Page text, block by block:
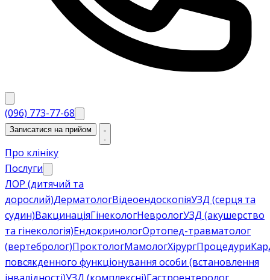
(096) 773-77-68
Записатися на прийом
Про клініку
Послуги
ЛОР (дитячий та
дорослий)ДерматологВідеоендоскопіяУЗД (серця та
судин)ВакцинаціяГінекологНеврологУЗД (акушерство
та гінекологія)ЕндокринологОртопед-травматолог
(вертебролог)ПроктологМамологХірургПроцедури
повсякденного функціонування особи (встановлення